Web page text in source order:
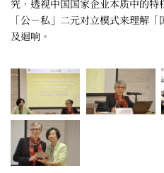
究，透视中国国家企业本质中的
「公－私」二元对立模式来理解
及迴响。